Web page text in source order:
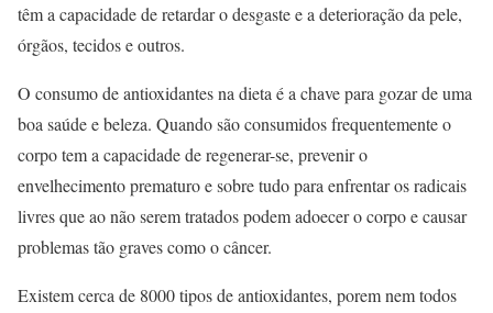
têm a capacidade de retardar o desgaste e a deterioração da pele,
órgãos, tecidos e outros.
O consumo de antioxidantes na dieta é a chave para gozar de uma
boa saúde e beleza. Quando são consumidos frequentemente o
corpo tem a capacidade de regenerar-se, prevenir o
envelhecimento prematuro e sobre tudo para enfrentar os radicais
livres que ao não serem tratados podem adoecer o corpo e causar
problemas tão graves como o câncer.
Existem cerca de 8000 tipos de antioxidantes, porem nem todos